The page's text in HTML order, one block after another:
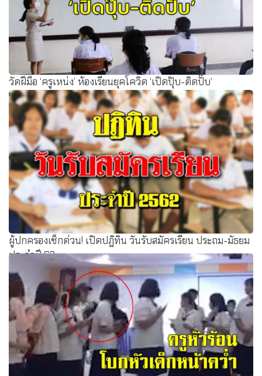
วัดฝีมือ ‘ครูเหน่ง’ ห้องเรียนยุคโควิด ‘เปิดปุ๊บ-ติดปั๊บ’
ผู้ปกครองเช็กด่วน! เปิดปฏิทิน วันรับสมัครเรียน ประถม-มัธยม
ประจำปี 62